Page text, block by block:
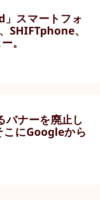
スマートフォ
、
。
バナーを廃止し
こにGoogleから